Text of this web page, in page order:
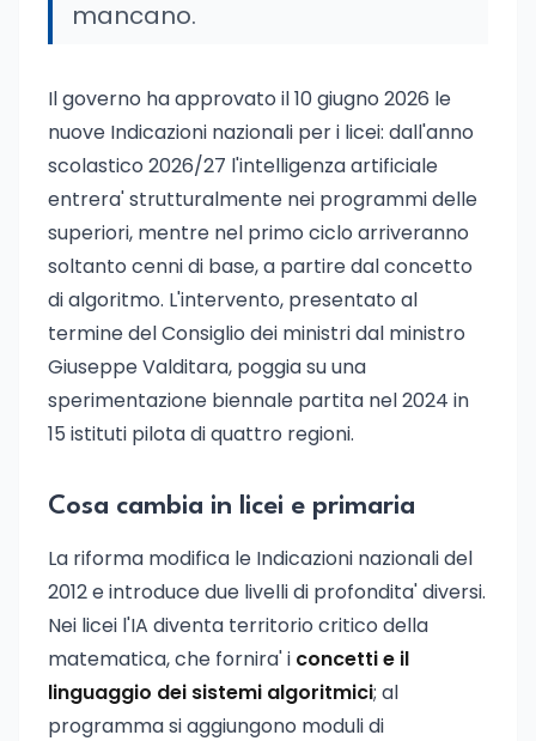
mancano.
Il governo ha approvato il 10 giugno 2026 le
nuove Indicazioni nazionali per i licei: dall'anno
scolastico 2026/27 l'intelligenza artificiale
entrera' strutturalmente nei programmi delle
superiori, mentre nel primo ciclo arriveranno
soltanto cenni di base, a partire dal concetto
di algoritmo. L'intervento, presentato al
termine del Consiglio dei ministri dal ministro
Giuseppe Valditara, poggia su una
sperimentazione biennale partita nel 2024 in
15 istituti pilota di quattro regioni.
Cosa cambia in licei e primaria
La riforma modifica le Indicazioni nazionali del
2012 e introduce due livelli di profondita' diversi.
Nei licei l'IA diventa territorio critico della
matematica, che fornira' i concetti e il
linguaggio dei sistemi algoritmici; al
programma si aggiungono moduli di